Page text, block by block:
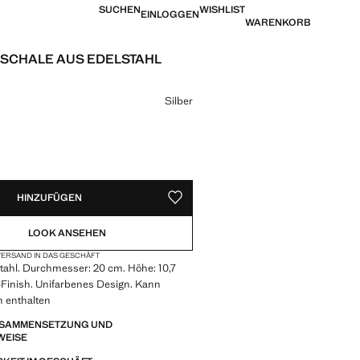
SUCHENEINLOGGENWISHLIST
WARENKORB
AUS EDELSTAHL
[€ 29,99 ]
Farbe
Silber
HINZUFÜGEN ALS FAVORIT SPEICHERN
LOOK ANSEHEN
IN DAS GESCHÄFT
Durchmesser: 20 cm. Höhe: 10,7
Unifarbenes Design. Kann
enthalten
UND